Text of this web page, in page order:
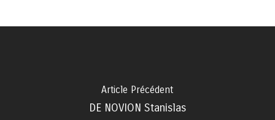
Article Précédent
DE NOVION Stanislas